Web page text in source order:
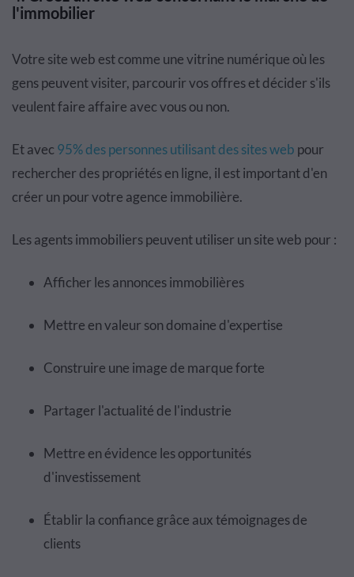
l'immobilier
Votre site web est comme une vitrine numérique où les
gens peuvent visiter, parcourir vos offres et décider s'ils
veulent faire affaire avec vous ou non.
Et avec95% des personnes utilisant des sites web pour
rechercher des propriétés en ligne, il est important d'en
créer un pour votre agence immobilière.
Les agents immobiliers peuvent utiliser un site web pour :
Afficher les annonces immobilières
Mettre en valeur son domaine d'expertise
Construire une image de marque forte
Partager l'actualité de l'industrie
Mettre en évidence les opportunités
d'investissement
Établir la confiance grâce aux témoignages de
clients